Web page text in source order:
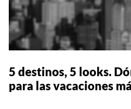
5 destinos, 5 looks.
para las vacaciones